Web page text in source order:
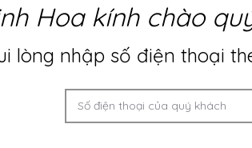
Hoa kính chào
lòng nhập số điện thoại